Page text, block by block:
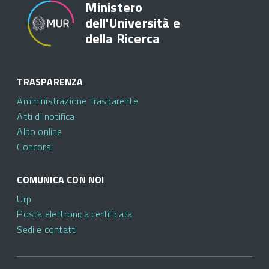
Ministero
dell'Università e
della Ricerca
TRASPARENZA
Amministrazione Trasparente
Atti di notifica
Albo online
Concorsi
COMUNICA CON NOI
Urp
Posta elettronica certificata
Sedi e contatti